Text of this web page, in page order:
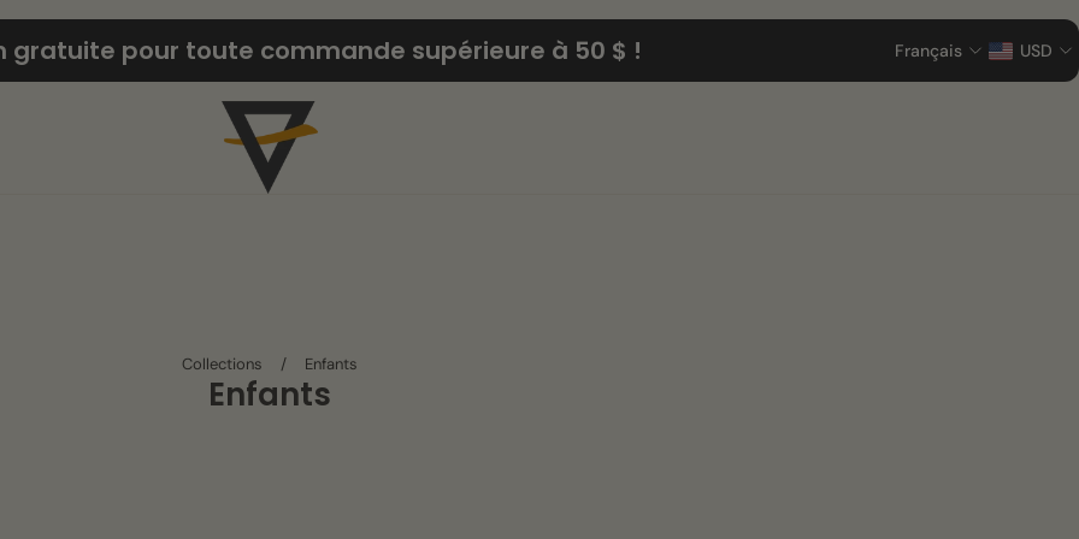
gratuite pour toute commande supérieure à 50 $ ! Français USD
Collections / Enfants
Enfants